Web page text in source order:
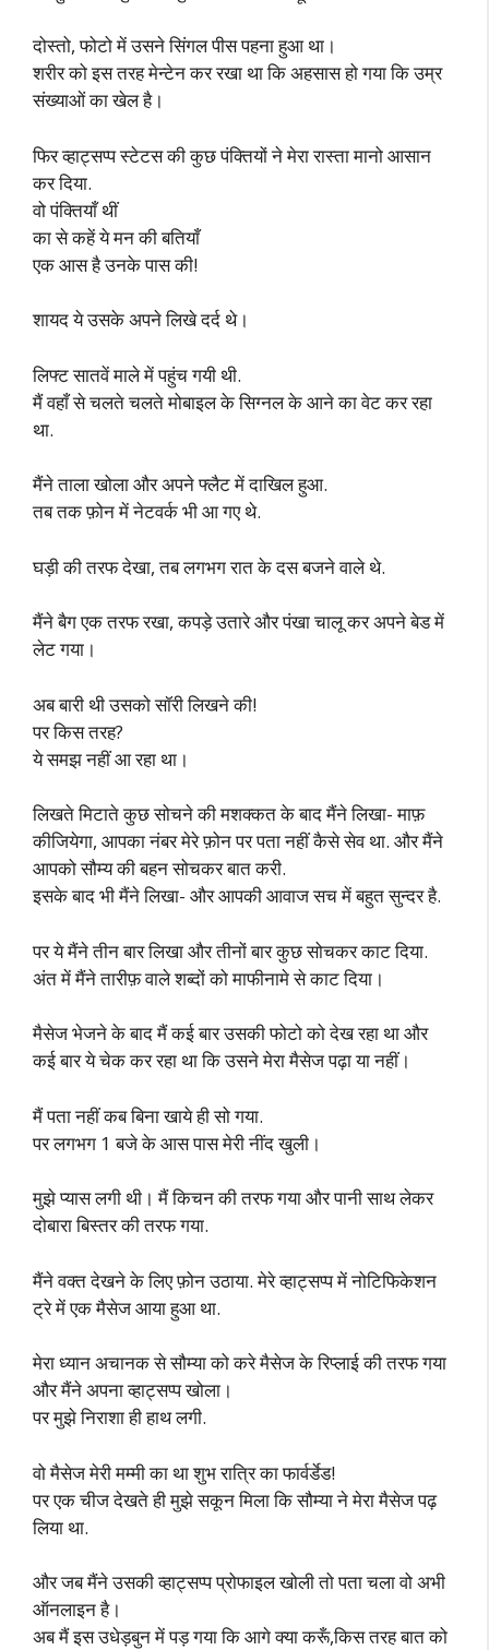
दोस्तो, फोटो में उसने सिंगल पीस पहना हुआ था।
शरीर को इस तरह मेन्टेन कर रखा था कि अहसास हो गया कि उम्र
संख्याओं का खेल है।
फिर व्हाट्सप्प स्टेटस की कुछ पंक्तियों ने मेरा रास्ता मानो आसान
कर दिया.
वो पंक्तियाँ थीं
का से कहें ये मन की बतियाँ
एक आस है उनके पास की!
शायद ये उसके अपने लिखे दर्द थे।
लिफ्ट सातवें माले में पहुंच गयी थी.
मैं वहाँ से चलते चलते मोबाइल के सिग्नल के आने का वेट कर रहा
था.
मैंने ताला खोला और अपने फ्लैट में दाखिल हुआ.
तब तक फ़ोन में नेटवर्क भी आ गए थे.
घड़ी की तरफ देखा, तब लगभग रात के दस बजने वाले थे.
मैंने बैग एक तरफ रखा, कपड़े उतारे और पंखा चालू कर अपने बेड में
लेट गया।
अब बारी थी उसको सॉरी लिखने की!
पर किस तरह?
ये समझ नहीं आ रहा था।
लिखते मिटाते कुछ सोचने की मशक्कत के बाद मैंने लिखा- माफ़
कीजियेगा, आपका नंबर मेरे फ़ोन पर पता नहीं कैसे सेव था. और मैंने
आपको सौम्य की बहन सोचकर बात करी.
इसके बाद भी मैंने लिखा- और आपकी आवाज सच में बहुत सुन्दर है.
पर ये मैंने तीन बार लिखा और तीनों बार कुछ सोचकर काट दिया.
अंत में मैंने तारीफ़ वाले शब्दों को माफीनामे से काट दिया।
मैसेज भेजने के बाद मैं कई बार उसकी फोटो को देख रहा था और
कई बार ये चेक कर रहा था कि उसने मेरा मैसेज पढ़ा या नहीं।
मैं पता नहीं कब बिना खाये ही सो गया.
पर लगभग 1 बजे के आस पास मेरी नींद खुली।
मुझे प्यास लगी थी। मैं किचन की तरफ गया और पानी साथ लेकर
दोबारा बिस्तर की तरफ गया.
मैंने वक्त देखने के लिए फ़ोन उठाया. मेरे व्हाट्सप्प में नोटिफिकेशन
ट्रे में एक मैसेज आया हुआ था.
मेरा ध्यान अचानक से सौम्या को करे मैसेज के रिप्लाई की तरफ गया
और मैंने अपना व्हाट्सप्प खोला।
पर मुझे निराशा ही हाथ लगी.
वो मैसेज मेरी मम्मी का था शुभ रात्रि का फार्वर्डेड!
पर एक चीज देखते ही मुझे सकून मिला कि सौम्या ने मेरा मैसेज पढ़
लिया था.
और जब मैंने उसकी व्हाट्सप्प प्रोफाइल खोली तो पता चला वो अभी
ऑनलाइन है।
अब मैं इस उधेड़बुन में पड़ गया कि आगे क्या करूँ,किस तरह बात को